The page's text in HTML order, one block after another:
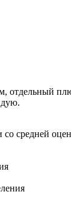
отдельный
средней